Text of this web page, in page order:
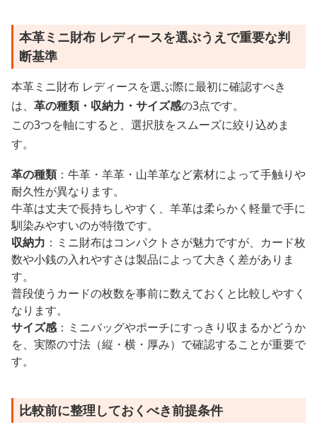
本革ミニ財布 レディースを選ぶうえで重要な判
断基準
本革ミニ財布 レディースを選ぶ際に最初に確認すべき
は、 革の種類・収納力・サイズ感の3点です。
この3つを軸にすると、選択肢をスムーズに絞り込めま
す。
革の種類：牛革・羊革・山羊革など素材によって手触りや
耐久性が異なります。
牛革は丈夫で長持ちしやすく、羊革は柔らかく軽量で手に
馴染みやすいのが特徴です。
収納力 ：ミニ財布はコンパクトさが魅力ですが、カード枚
数や小銭の入れやすさは製品によって大きく差がありま
す。
普段使うカードの枚数を事前に数えておくと比較しやすく
なります。
サイズ感：ミニバッグやポーチにすっきり収まるかどうか
を、実際の寸法（縦・横・厚み）で確認することが重要で
す。
比較前に整理しておくべき前提条件